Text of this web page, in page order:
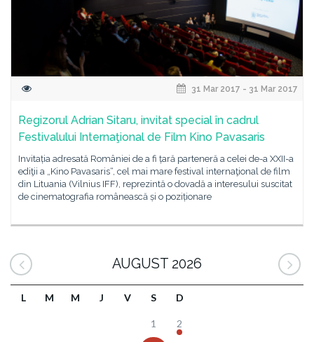
31 Mar 2017 - 31 Mar 2017
Regizorul Adrian Sitaru, invitat special în cadrul
Festivalului Internaţional de Film Kino Pavasaris
Invitația adresată României de a fi țară parteneră a celei de-a XXII-a
ediţii a „Kino Pavasaris“, cel mai mare festival internaţional de film
din Lituania (Vilnius IFF), reprezintă o dovadă a interesului suscitat
de cinematografia românească și o poziționare
AUGUST 2026
L M M J V S D
1 2